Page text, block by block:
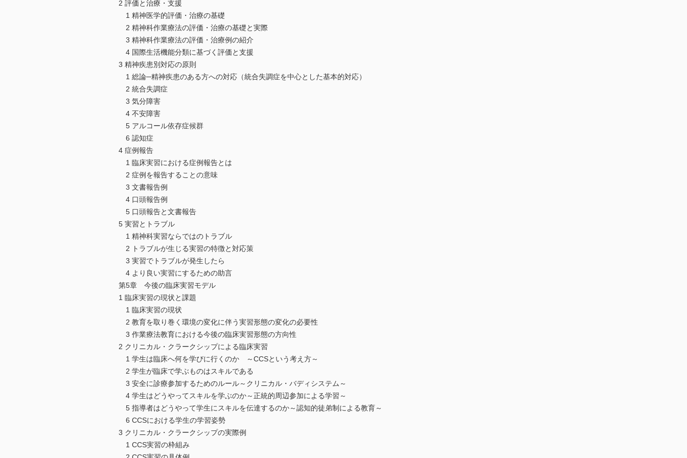
2 評価と治療・支援
1 精神医学的評価・治療の基礎
2 精神科作業療法の評価・治療の基礎と実際
3 精神科作業療法の評価・治療例の紹介
4 国際生活機能分類に基づく評価と支援
3 精神疾患別対応の原則
1 総論─精神疾患のある方への対応（統合失調症を中心とした基本的対応）
2 統合失調症
3 気分障害
4 不安障害
5 アルコール依存症候群
6 認知症
4 症例報告
1 臨床実習における症例報告とは
2 症例を報告することの意味
3 文書報告例
4 口頭報告例
5 口頭報告と文書報告
5 実習とトラブル
1 精神科実習ならではのトラブル
2 トラブルが生じる実習の特徴と対応策
3 実習でトラブルが発生したら
4 より良い実習にするための助言
第5章 今後の臨床実習モデル
1 臨床実習の現状と課題
1 臨床実習の現状
2 教育を取り巻く環境の変化に伴う実習形態の変化の必要性
3 作業療法教育における今後の臨床実習形態の方向性
2 クリニカル・クラークシップによる臨床実習
1 学生は臨床へ何を学びに行くのか ～CCSという考え方～
2 学生が臨床で学ぶものはスキルである
3 安全に診療参加するためのルール～クリニカル・バディシステム～
4 学生はどうやってスキルを学ぶのか～正統的周辺参加による学習～
5 指導者はどうやって学生にスキルを伝達するのか～認知的徒弟制による教育～
6 CCSにおける学生の学習姿勢
3 クリニカル・クラークシップの実際例
1 CCS実習の枠組み